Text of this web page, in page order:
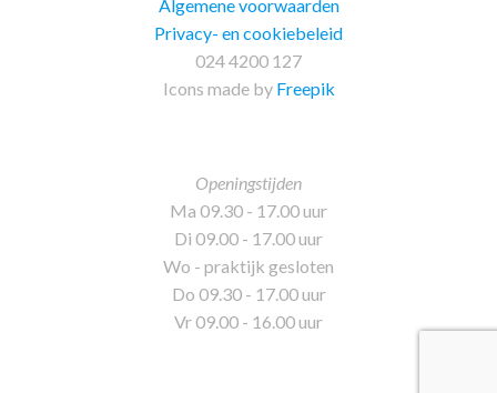
Algemene voorwaarden
Privacy- en cookiebeleid
024 4200 127
Icons made by Freepik
Openingstijden
Ma 09.30 - 17.00 uur
Di 09.00 - 17.00 uur
Wo - praktijk gesloten
Do 09.30 - 17.00 uur
Vr 09.00 - 16.00 uur